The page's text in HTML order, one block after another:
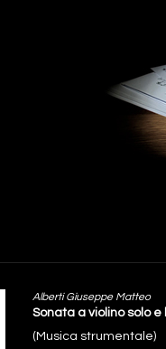
Alberti Giuseppe Matteo
Sonata a violino solo e
(Musica strumentale)